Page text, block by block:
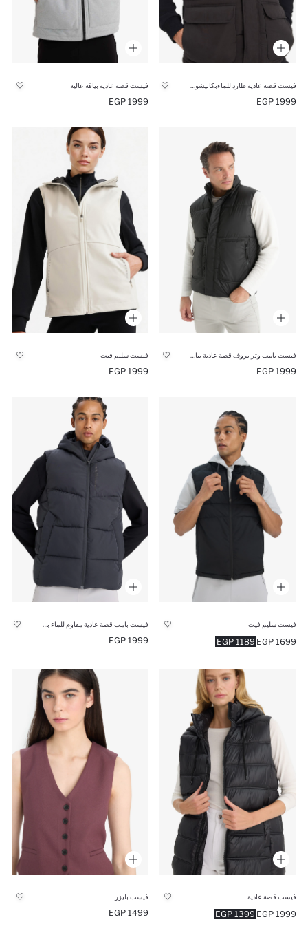
1999 EGP
فيست قصة عادية بياقة عالية
1999 EGP
1999 EGP
فيست سليم فيت
1999 EGP
فيست سليم فيت
1189 EGP 1699 EGP
1999 EGP
فيست قصة عادية
1399 EGP 1999 EGP
فيست بليزر
1499 EGP